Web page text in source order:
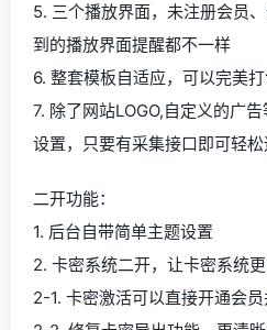
5. 三个播放界面，未注册会员
到的播放界面提醒都不一样
6. 整套模板自适应，可以完美
7. 除了网站LOGO,自定义的广
设置，只要有采集接口即可轻
二开功能：
1. 后台自带简单主题设置
2. 卡密系统二开，让卡密系统
2-1. 卡密激活可以直接开通会